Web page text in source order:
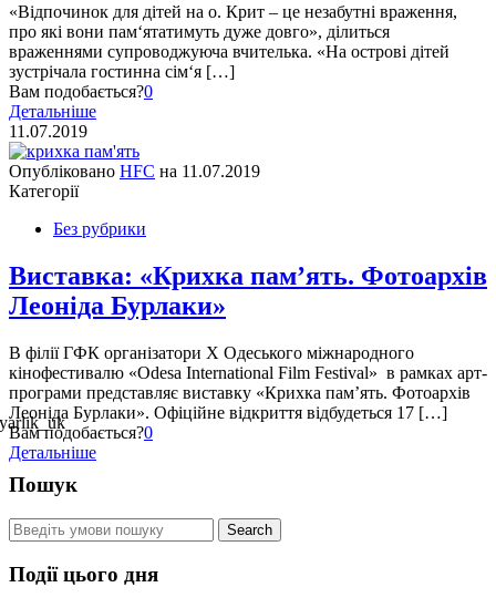
«Відпочинок для дітей на о. Крит – це незабутні враження,
про які вони пам‘ятатимуть дуже довго», ділиться
враженнями супроводжуюча вчителька. «На острові дітей
зустрічала гостинна сім‘я […]
Вам подобається?0
Детальніше
11.07.2019
Опубліковано HFC на 11.07.2019
Категорії
Без рубрики
Виставка: «Крихка пам’ять. Фотоархів
Леоніда Бурлаки»
В філії ГФК організатори Х Одеського міжнародного
кінофестивалю «Odesa International Film Festival» в рамках арт-
програми представляє виставку «Крихка пам’ять. Фотоархів
Леоніда Бурлаки». Офіційне відкриття відбудеться 17 […]
Вам подобається?0
Детальніше
Пошук
Події цього дня